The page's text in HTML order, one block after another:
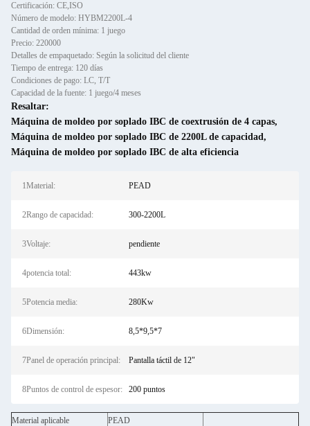
Certificación: CE,ISO
Número de modelo: HYBM2200L-4
Cantidad de orden mínima: 1 juego
Precio: 220000
Detalles de empaquetado: Según la solicitud del cliente
Tiempo de entrega: 120 días
Condiciones de pago: LC, T/T
Capacidad de la fuente: 1 juego/4 meses
Resaltar:
Máquina de moldeo por soplado IBC de coextrusión de 4 capas,
Máquina de moldeo por soplado IBC de 2200L de capacidad,
Máquina de moldeo por soplado IBC de alta eficiencia
1Material: PEAD
2Rango de capacidad: 300-2200L
3Voltaje: pendiente
4potencia total: 443kw
5Potencia media: 280Kw
6Dimensión: 8,5*9,5*7
7Panel de operación principal: Pantalla táctil de 12"
8Puntos de control de espesor: 200 puntos
Material aplicable
PEAD